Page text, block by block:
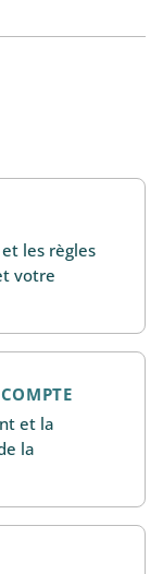
les règles
votre
et la
la